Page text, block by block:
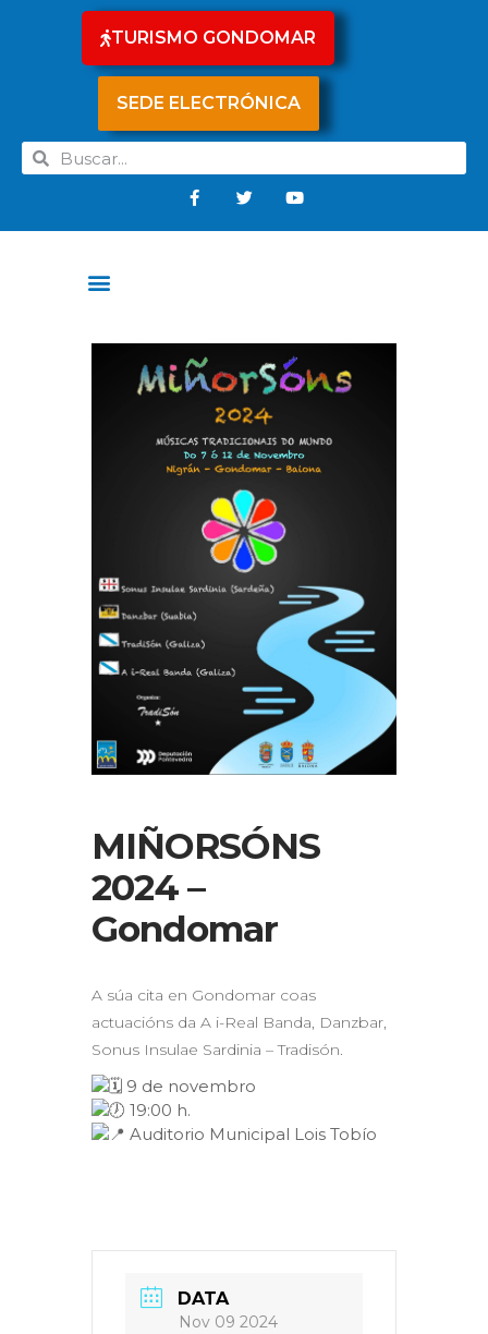
TURISMO GONDOMAR
SEDE ELECTRÓNICA
MIÑORSÓNS
2024 –
Gondomar
A súa cita en Gondomar coas
actuacións da A i-Real Banda, Danzbar,
Sonus Insulae Sardinia – Tradisón.
9 de novembro
19:00 h.
Auditorio Municipal Lois Tobío
DATA
Nov 09 2024